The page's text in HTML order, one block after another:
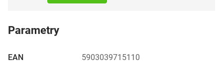
Parametry
EAN 5903039715110